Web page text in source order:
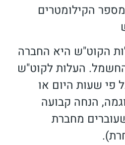
הקילומטרים
הקוט"ש היא החברה
העלות לקוט"ש
פי שעות היום או
הנחה קבועה
מחברת